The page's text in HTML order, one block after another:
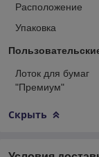
Расположение
Упаковка
Лоток для бумаг
"Премиум"
Скрыть